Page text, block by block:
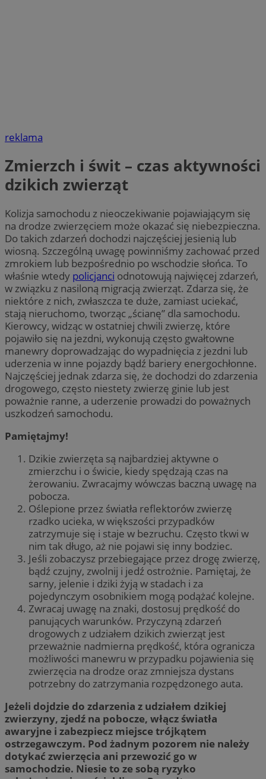
reklama
Zmierzch i świt – czas aktywności
dzikich zwierząt
Kolizja samochodu z nieoczekiwanie pojawiającym się
na drodze zwierzęciem może okazać się niebezpieczna.
Do takich zdarzeń dochodzi najczęściej jesienią lub
wiosną. Szczególną uwagę powinniśmy zachować przed
zmrokiem lub bezpośrednio po wschodzie słońca. To
właśnie wtedy policjanci odnotowują najwięcej zdarzeń,
w związku z nasiloną migracją zwierząt. Zdarza się, że
niektóre z nich, zwłaszcza te duże, zamiast uciekać,
stają nieruchomo, tworząc „ścianę” dla samochodu.
Kierowcy, widząc w ostatniej chwili zwierzę, które
pojawiło się na jezdni, wykonują często gwałtowne
manewry doprowadzając do wypadnięcia z jezdni lub
uderzenia w inne pojazdy bądź bariery energochłonne.
Najczęściej jednak zdarza się, że dochodzi do zdarzenia
drogowego, często niestety zwierzę ginie lub jest
poważnie ranne, a uderzenie prowadzi do poważnych
uszkodzeń samochodu.
Pamiętajmy!
Dzikie zwierzęta są najbardziej aktywne o
zmierzchu i o świcie, kiedy spędzają czas na
żerowaniu. Zwracajmy wówczas baczną uwagę na
pobocza.
Oślepione przez światła reflektorów zwierzę
rzadko ucieka, w większości przypadków
zatrzymuje się i staje w bezruchu. Często tkwi w
nim tak długo, aż nie pojawi się inny bodziec.
Jeśli zobaczysz przebiegające przez drogę zwierzę,
bądź czujny, zwolnij i jedź ostrożnie. Pamiętaj, że
sarny, jelenie i dziki żyją w stadach i za
pojedynczym osobnikiem mogą podążać kolejne.
Zwracaj uwagę na znaki, dostosuj prędkość do
panujących warunków. Przyczyną zdarzeń
drogowych z udziałem dzikich zwierząt jest
przeważnie nadmierna prędkość, która ogranicza
możliwości manewru w przypadku pojawienia się
zwierzęcia na drodze oraz zmniejsza dystans
potrzebny do zatrzymania rozpędzonego auta.
Jeżeli dojdzie do zdarzenia z udziałem dzikiej
zwierzyny, zjedź na pobocze, włącz światła
awaryjne i zabezpiecz miejsce trójkątem
ostrzegawczym. Pod żadnym pozorem nie należy
dotykać zwierzęcia ani przewozić go w
samochodzie. Niesie to ze sobą ryzyko